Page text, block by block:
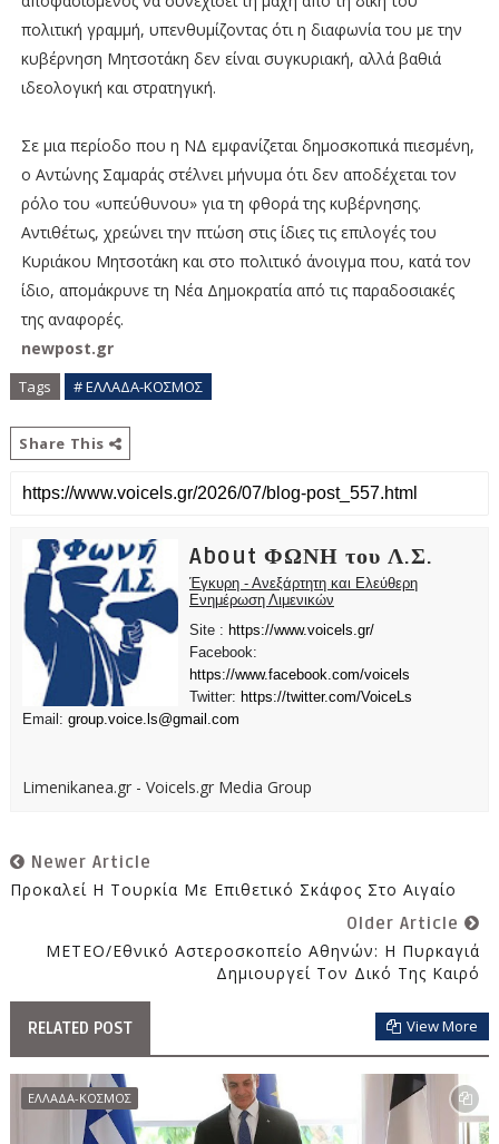
πολιτική γραμμή, υπενθυμίζοντας ότι η διαφωνία του με την
κυβέρνηση Μητσοτάκη δεν είναι συγκυριακή, αλλά βαθιά
ιδεολογική και στρατηγική.
Σε μια περίοδο που η ΝΔ εμφανίζεται δημοσκοπικά πιεσμένη,
ο Αντώνης Σαμαράς στέλνει μήνυμα ότι δεν αποδέχεται τον
ρόλο του «υπεύθυνου» για τη φθορά της κυβέρνησης.
Αντιθέτως, χρεώνει την πτώση στις ίδιες τις επιλογές του
Κυριάκου Μητσοτάκη και στο πολιτικό άνοιγμα που, κατά τον
ίδιο, απομάκρυνε τη Νέα Δημοκρατία από τις παραδοσιακές
της αναφορές.
newpost.gr
Tags # ΕΛΛΑΔΑ-ΚΟΣΜΟΣ
Share This
About ΦΩΝΗ του Λ.Σ.
Έγκυρη - Ανεξάρτητη και Ελεύθερη
Ενημέρωση Λιμενικών
Site : https://www.voicels.gr/
Facebook:
https://www.facebook.com/voicels
Twitter: https://twitter.com/VoiceLs
Email: group.voice.ls@gmail.com
Limenikanea.gr - Voicels.gr Media Group
Newer Article
Προκαλεί Η Τουρκία Με Επιθετικό Σκάφος Στο Αιγαίο
Older Article
ΜΕΤΕΟ/Εθνικό Αστεροσκοπείο Αθηνών: Η Πυρκαγιά
Δημιουργεί Τον Δικό Της Καιρό
RELATED POST View More
ΕΛΛΑΔΑ-ΚΟΣΜΟΣ